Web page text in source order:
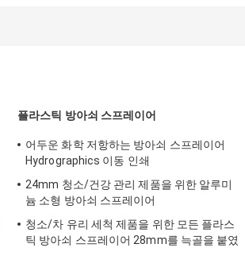
플라스틱 방아쇠 스프레이어
어두운 화학 저항하는 방아쇠 스프레이어
Hydrographics 이동 인쇄
24mm 청소/건강 관리 제품을 위한 알루미
늄 소형 방아쇠 스프레이어
청소/차 유리 세척 제품을 위한 모든 플라스
틱 방아쇠 스프레이어 28mm를 늑골을 붙였